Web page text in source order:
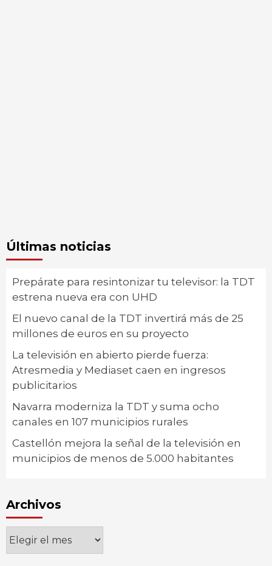
Últimas noticias
Prepárate para resintonizar tu televisor: la TDT
estrena nueva era con UHD
El nuevo canal de la TDT invertirá más de 25
millones de euros en su proyecto
La televisión en abierto pierde fuerza:
Atresmedia y Mediaset caen en ingresos
publicitarios
Navarra moderniza la TDT y suma ocho
canales en 107 municipios rurales
Castellón mejora la señal de la televisión en
municipios de menos de 5.000 habitantes
Archivos
Archivos